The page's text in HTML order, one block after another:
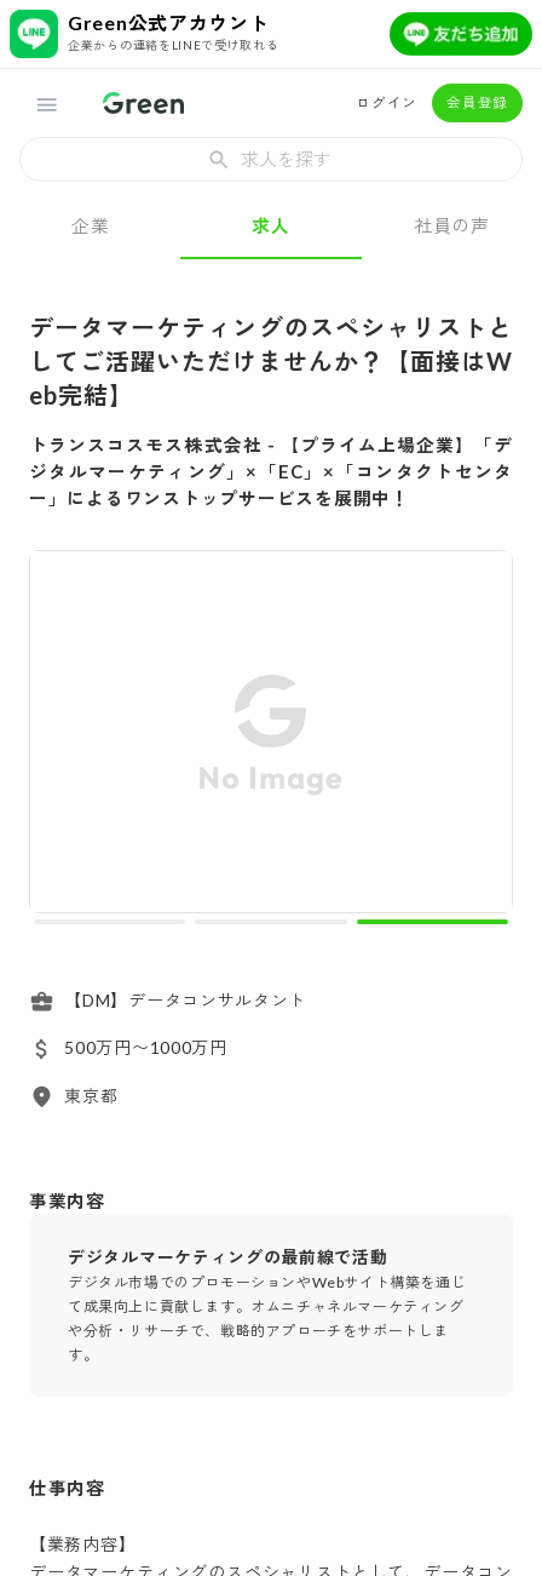
Green公式アカウント
企業からの連絡をLINEで受け取れる
ログイン 会員登録
求人を探す
企業 求人 社員の声
データマーケティングのスペシャリストと
してご活躍いただけませんか？【面接はW
eb完結】
トランスコスモス株式会社 -
【プライム上場企業】「デ
ジタルマーケティング」×「EC」×「コンタクトセンタ
ー」によるワンストップサービスを展開中！
【DM】データコンサルタント
500万円〜1000万円
東京都
事業内容
デジタルマーケティングの最前線で活動
デジタル市場でのプロモーションやWebサイト構築を通じ
て成果向上に貢献します。オムニチャネルマーケティング
や分析・リサーチで、戦略的アプローチをサポートしま
す。
仕事内容
【業務内容】
データマーケティングのスペシャリストとして、データコン